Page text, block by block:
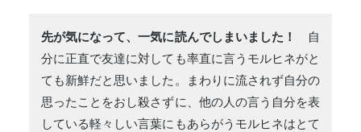
先が気になって、一気に読んでしまいました！
自
分に正直で友達に対しても率直に言うモルヒネがと
ても新鮮だと思いました。まわりに流されず自分の
思ったことをおし殺さずに、他の人の言う自分を表
している軽々しい言葉にもあらがうモルヒネはとて